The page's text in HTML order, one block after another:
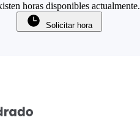
horas disponibles actualmente.
Solicitar hora